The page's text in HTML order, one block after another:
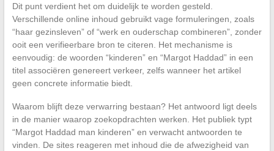
Dit punt verdient het om duidelijk te worden gesteld.
Verschillende online inhoud gebruikt vage formuleringen, zoals
“haar gezinsleven” of “werk en ouderschap combineren”, zonder
ooit een verifieerbare bron te citeren. Het mechanisme is
eenvoudig: de woorden “kinderen” en “Margot Haddad” in een
titel associëren genereert verkeer, zelfs wanneer het artikel
geen concrete informatie biedt.
Waarom blijft deze verwarring bestaan? Het antwoord ligt deels
in de manier waarop zoekopdrachten werken. Het publiek typt
“Margot Haddad man kinderen” en verwacht antwoorden te
vinden. De sites reageren met inhoud die de afwezigheid van